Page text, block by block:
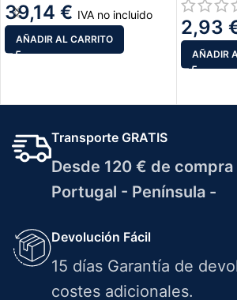
39,14 € IVA no incluido
AÑADIR AL CARRITO
2,93
AÑADIR
Transporte GRATIS
Desde 120 € de compra
Portugal - Península -
Devolución Fácil
15 días Garantía de
costes adicionales.